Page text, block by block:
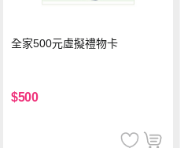
全家500元虛擬禮物卡
$500